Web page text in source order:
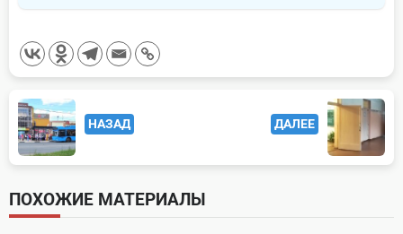
<span
class="nav-
subtitle
screen-
reader-
НАЗАД ДАЛЕЕ
ПОХОЖИЕ МАТЕРИАЛЫ